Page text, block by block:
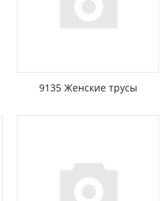
9135 Женские трусы